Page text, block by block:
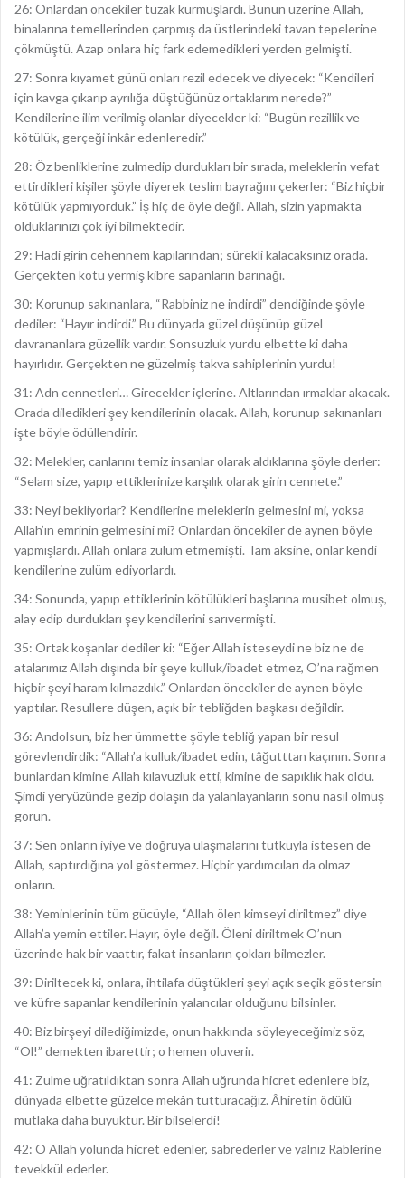
26: Onlardan öncekiler tuzak kurmuşlardı. Bunun üzerine Allah,
binalarına temellerinden çarpmış da üstlerindeki tavan tepelerine
çökmüştü. Azap onlara hiç fark edemedikleri yerden gelmişti.
27: Sonra kıyamet günü onları rezil edecek ve diyecek: “Kendileri
için kavga çıkarıp ayrılığa düştüğünüz ortaklarım nerede?”
Kendilerine ilim verilmiş olanlar diyecekler ki: “Bugün rezillik ve
kötülük, gerçeği inkâr edenleredir.”
28: Öz benliklerine zulmedip durdukları bir sırada, meleklerin vefat
ettirdikleri kişiler şöyle diyerek teslim bayrağını çekerler: “Biz hiçbir
kötülük yapmıyorduk.” İş hiç de öyle değil. Allah, sizin yapmakta
olduklarınızı çok iyi bilmektedir.
29: Hadi girin cehennem kapılarından; sürekli kalacaksınız orada.
Gerçekten kötü yermiş kibre sapanların barınağı.
30: Korunup sakınanlara, “Rabbiniz ne indirdi” dendiğinde şöyle
dediler: “Hayır indirdi.” Bu dünyada güzel düşünüp güzel
davrananlara güzellik vardır. Sonsuzluk yurdu elbette ki daha
hayırlıdır. Gerçekten ne güzelmiş takva sahiplerinin yurdu!
31: Adn cennetleri… Girecekler içlerine. Altlarından ırmaklar akacak.
Orada diledikleri şey kendilerinin olacak. Allah, korunup sakınanları
işte böyle ödüllendirir.
32: Melekler, canlarını temiz insanlar olarak aldıklarına şöyle derler:
“Selam size, yapıp ettiklerinize karşılık olarak girin cennete.”
33: Neyi bekliyorlar? Kendilerine meleklerin gelmesini mi, yoksa
Allah’ın emrinin gelmesini mi? Onlardan öncekiler de aynen böyle
yapmışlardı. Allah onlara zulüm etmemişti. Tam aksine, onlar kendi
kendilerine zulüm ediyorlardı.
34: Sonunda, yapıp ettiklerinin kötülükleri başlarına musibet olmuş,
alay edip durdukları şey kendilerini sarıvermişti.
35: Ortak koşanlar dediler ki: “Eğer Allah isteseydi ne biz ne de
atalarımız Allah dışında bir şeye kulluk/ibadet etmez, O’na rağmen
hiçbir şeyi haram kılmazdık.” Onlardan öncekiler de aynen böyle
yaptılar. Resullere düşen, açık bir tebliğden başkası değildir.
36: Andolsun, biz her ümmette şöyle tebliğ yapan bir resul
görevlendirdik: “Allah’a kulluk/ibadet edin, tâğutttan kaçının. Sonra
bunlardan kimine Allah kılavuzluk etti, kimine de sapıklık hak oldu.
Şimdi yeryüzünde gezip dolaşın da yalanlayanların sonu nasıl olmuş
görün.
37: Sen onların iyiye ve doğruya ulaşmalarını tutkuyla istesen de
Allah, saptırdığına yol göstermez. Hiçbir yardımcıları da olmaz
onların.
38: Yeminlerinin tüm gücüyle, “Allah ölen kimseyi diriltmez” diye
Allah’a yemin ettiler. Hayır, öyle değil. Öleni diriltmek O’nun
üzerinde hak bir vaattır, fakat insanların çokları bilmezler.
39: Diriltecek ki, onlara, ihtilafa düştükleri şeyi açık seçik göstersin
ve küfre sapanlar kendilerinin yalancılar olduğunu bilsinler.
40: Biz birşeyi dilediğimizde, onun hakkında söyleyeceğimiz söz,
“Ol!” demekten ibarettir; o hemen oluverir.
41: Zulme uğratıldıktan sonra Allah uğrunda hicret edenlere biz,
dünyada elbette güzelce mekân tutturacağız. Âhiretin ödülü
mutlaka daha büyüktür. Bir bilselerdi!
42: O Allah yolunda hicret edenler, sabrederler ve yalnız Rablerine
tevekkül ederler.